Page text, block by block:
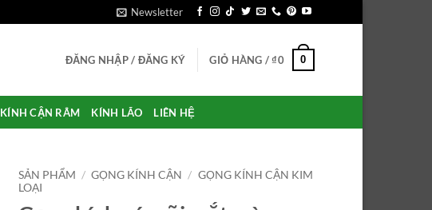
Newsletter
ĐĂNG NHẬP / ĐĂNG KÝ GIỎ HÀNG /₫0 0
KÍNH CẬN RÂM KÍNH LÃO LIÊN HỆ
SẢN PHẨM / GỌNG KÍNH CẬN / GỌNG KÍNH CẬN KIM
LOẠI